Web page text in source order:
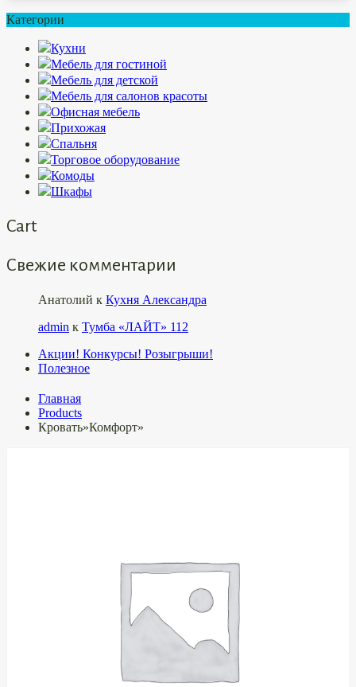
Категории
Кухни
Мебель для гостиной
Мебель для детской
Мебель для салонов красоты
Офисная мебель
Прихожая
Спальня
Торговое оборудование
Комоды
Шкафы
Cart
Свежие комментарии
Анатолий к Кухня Александра
admin к Тумба «ЛАЙТ» 112
Акции! Конкурсы! Розыгрыши!
Полезное
Главная
Products
Кровать»Комфорт»